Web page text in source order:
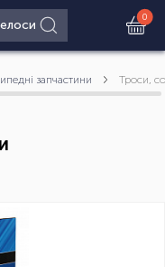
0
запчастини Троси,